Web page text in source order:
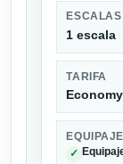
ESCALAS
1 escala
TARIFA
EQUIPAJE
✓